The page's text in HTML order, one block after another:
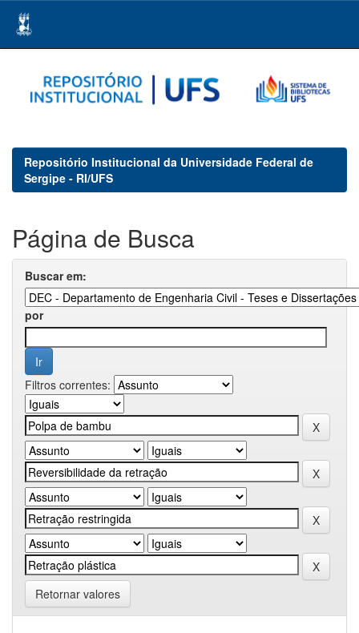
navigation
Repositório Institucional da Universidade Federal de
Sergipe - RI/UFS
Página de Busca
Buscar em:
por
Filtros correntes:
Retornar valores